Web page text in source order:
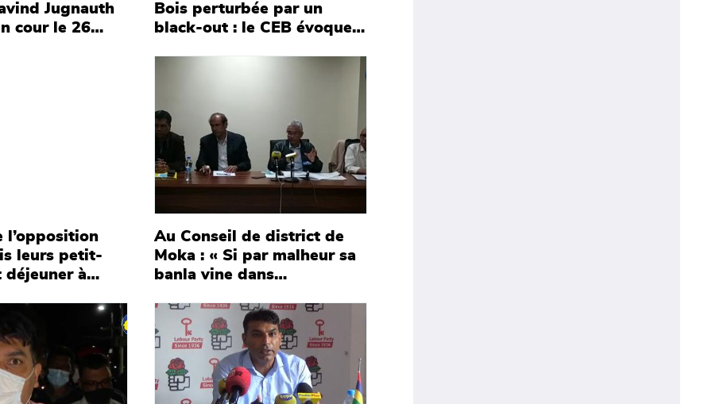
Jugnauth
cour le 26
Bois perturbée par un
black-out : le CEB évoque «
l’opposition
leurs petit-
déjeuner à
débats à la
moins ayez un
», lance
Au Conseil de district de
Moka : « Si par malheur sa
banla vine dans
gardé pou bizin diminié
pension », avise Pravind
Jugnauth
Main picture